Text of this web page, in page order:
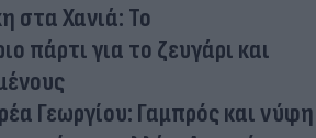
στα Χανιά: Το
πάρτι για το ζευγάρι και
Γεωργίου: Γαμπρός και νύφη